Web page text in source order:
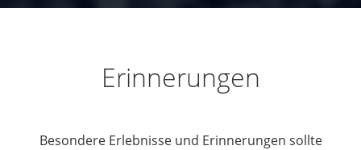
Erinnerungen
Besondere Erlebnisse und Erinnerungen sollte